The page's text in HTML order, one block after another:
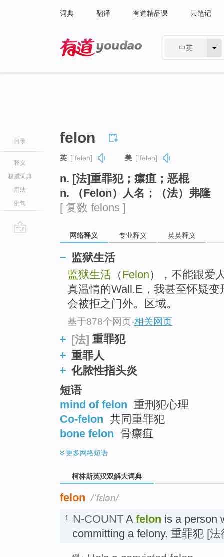
词典 翻译 有道精品课 云笔记
中英
目录
释义
权威词典
用法
例句
felon
英 [ˈfelən] 美 [ˈfelən]
n. [法]重罪犯；瘭疽；恶棍
n. （Felon）人名；（法）弗隆
[ 复数 felons ]
网络释义 专业释义 英英释义
监狱生活
监狱生活 （Felon），不能跟爱
真温情的Wall.E，我甚至怀疑
会被拒之门外。区域。
基于878个网页-相关网页
[法] 重罪犯
重罪人
化脓性指头炎
短语
mind of felon 重刑犯心理
Co-felon 共同重罪犯
bone felon 骨瘭疽
更多网络短语
柯林斯英汉双解大词典
felon /ˈfɛlən/
1. N-COUNT A felon is a person
committing a felony. 重罪犯 [法